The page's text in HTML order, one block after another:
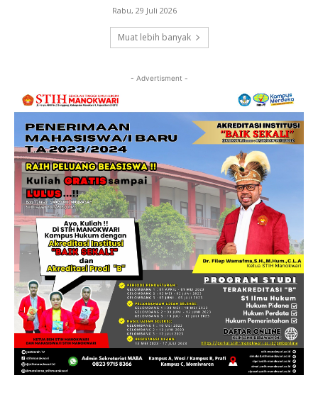
Rabu, 29 Juli 2026
Muat lebih banyak
- Advertisment -